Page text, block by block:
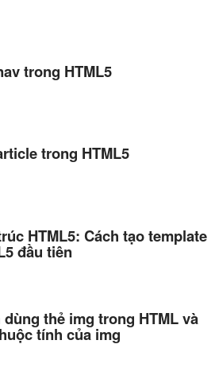
trong HTML5
trong HTML5
HTML5: Cách tạo template
đầu tiên
dùng thẻ img trong HTML và
tính của img